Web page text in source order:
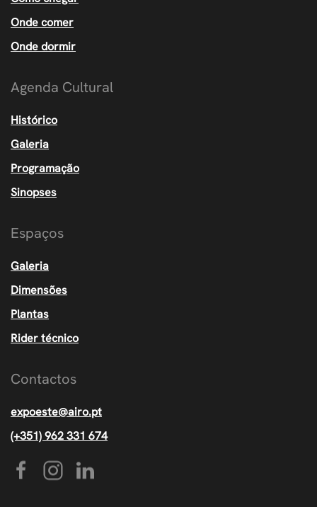
Onde comer
Onde dormir
Agenda Cultural
Histórico
Galeria
Programação
Sinopses
Espaços
Galeria
Dimensões
Plantas
Rider técnico
Contactos
expoeste@airo.pt
(+351) 962 331 674